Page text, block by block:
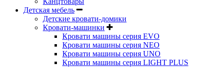
Детская мебель
Детские кровати-домики
Кровати-машинки
Кровати машины серия EVO
Кровати машины серия NEO
Кровати машины серия UNO
Кровати машины серия LIGHT PLUS